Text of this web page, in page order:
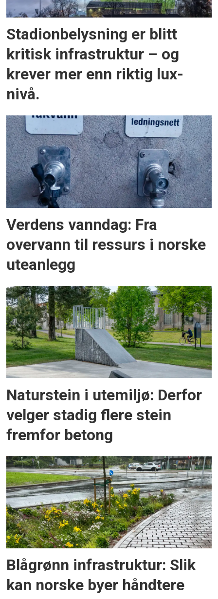
Stadionbelysning er blitt
kritisk infrastruktur – og
krever mer enn riktig lux-
nivå.
Verdens vanndag: Fra
overvann til ressurs i norske
uteanlegg
Naturstein i utemiljø: Derfor
velger stadig flere stein
fremfor betong
Blågrønn infrastruktur: Slik
kan norske byer håndtere